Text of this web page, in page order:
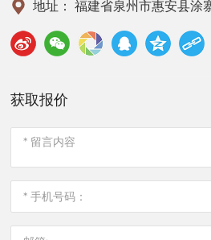
地址： 福建省泉州市惠安县涂
获取报价